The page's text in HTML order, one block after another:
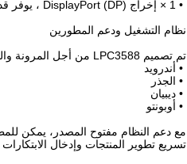
• 1 × إخراج DisplayPort (DP) ، يوفر قدرات عرض عالية الدقة.
نظام التشغيل ودعم المطورين
تم تصميم LPC3588 من أجل المرونة والقدرة على التوسع ، ويدعم العديد من أنظمة التشغيل ، بما في ذلك:
• أندرويد
• الجذر
• ديبيان
• أوبونتو
مع دعم النظام مفتوح المصدر، يمكن
تسريع تطوير المنتجات وإدخال